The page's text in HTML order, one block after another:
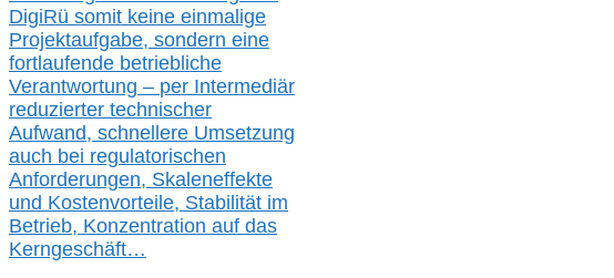
DigiRü somit keine einmalige
Projektaufgabe, sondern eine
fortlaufende betriebliche
Verantwortung – per Intermediär
reduzierter technischer
Aufwand, schnellere Umsetzung
auch bei regulatorischen
Anforderungen, Skaleneffekte
und Kostenvorteile, Stabilität im
Betrieb, Konzentration auf das
Kerngeschäft…